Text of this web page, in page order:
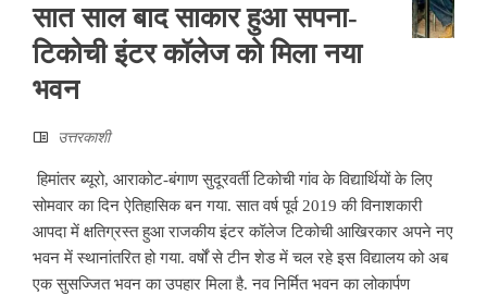
सात साल बाद साकार हुआ सपना-
टिकोची इंटर कॉलेज को मिला नया
भवन
उत्तरकाशी
हिमांतर ब्यूरो, आराकोट-बंगाण सुदूरवर्ती टिकोची गांव के विद्यार्थियों के लिए
सोमवार का दिन ऐतिहासिक बन गया. सात वर्ष पूर्व 2019 की विनाशकारी
आपदा में क्षतिग्रस्त हुआ राजकीय इंटर कॉलेज टिकोची आखिरकार अपने नए
भवन में स्थानांतरित हो गया. वर्षों से टीन शेड में चल रहे इस विद्यालय को अब
एक सुसज्जित भवन का उपहार मिला है. नव निर्मित भवन का लोकार्पण